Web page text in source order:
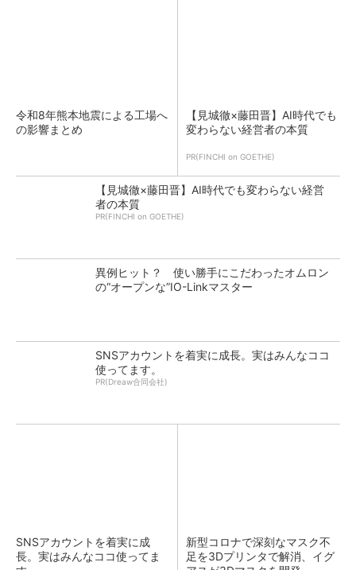
令和8年熊本地震による工場へ
の影響まとめ
【見城徹×藤田晋】AI時代でも
変わらない経営者の本質
PR(FINCHI on GOETHE)
【見城徹×藤田晋】AI時代でも変わらない経営
者の本質
PR(FINCHI on GOETHE)
異例ヒット？ 使い勝手にこだわったオムロン
の“オープンな”IO-Linkマスター
SNSアカウントを着実に成長。実はみんなココ
使ってます。
PR(Dreaw合同会社)
SNSアカウントを着実に成
長。実はみんなココ使ってま
新型コロナで深刻なマスク不
足を3Dプリンタで解消、イグ